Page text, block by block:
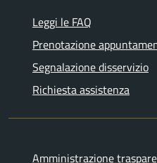
Leggi le FAQ
Prenotazione
Segnalazione disservizio
Richiesta assistenza
Amministrazione